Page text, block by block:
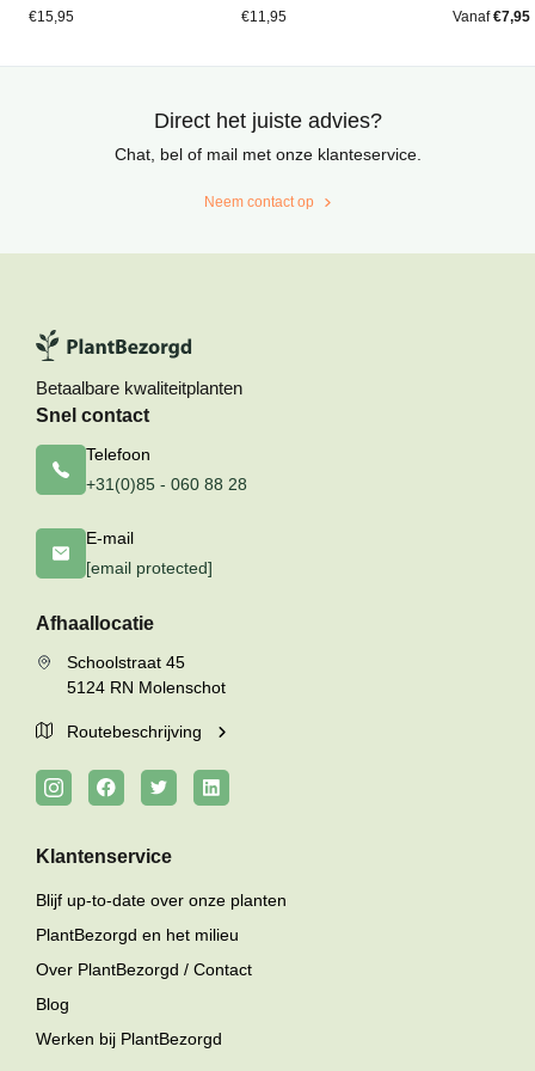
gebaseerd
op
€15,95
gebaseerd
op
€11,95
gebaseerd
op
Vanaf €7,95
Direct het juiste advies?
Chat, bel of mail met onze klanteservice.
Neem contact op
Betaalbare kwaliteitplanten
Snel contact
Telefoon
+31(0)85 - 060 88 28
E-mail
[email protected]
Afhaallocatie
Schoolstraat 45
5124 RN Molenschot
Routebeschrijving
Klantenservice
Blijf up-to-date over onze planten
PlantBezorgd en het milieu
Over PlantBezorgd / Contact
Blog
Werken bij PlantBezorgd